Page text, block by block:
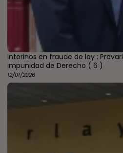
Interinos en fraude de ley :
impunidad de Derecho ( 6 )
12/01/2026